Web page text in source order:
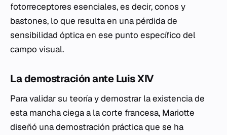
fotorreceptores esenciales, es decir, conos y
bastones, lo que resulta en una pérdida de
sensibilidad óptica en ese punto específico del
campo visual.
La demostración ante Luis XIV
Para validar su teoría y demostrar la existencia de
esta mancha ciega a la corte francesa, Mariotte
diseñó una demostración práctica que se ha